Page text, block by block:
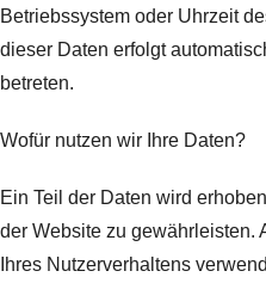
Betriebssystem oder Uhrzeit
dieser Daten erfolgt
betreten.
Wofür nutzen wir Ihre Daten?
Ein Teil der Daten wird
der Website zu gewährleisten.
Ihres Nutzerverhaltens